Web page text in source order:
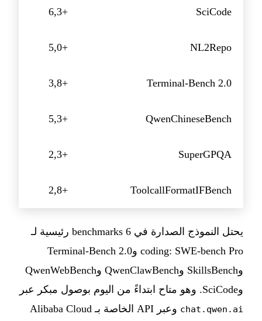
SciCode
+6,3
NL2Repo
+5,0
Terminal-Bench 2.0
+3,8
QwenChineseBench
+5,3
SuperGPQA
+2,3
ToolcallFormatIFBench
+2,8
يحتل النموذج الصدارة في 6 benchmarks رئيسية لـ
coding: SWE-bench Pro وTerminal-Bench 2.0
وSkillsBench وQwenClawBench وQwenWebBench
وSciCode. وهو متاح ابتداءً من اليوم بوصول مبكر عبر
chat.qwen.ai
وعبر API الخاصة بـ Alibaba Cloud